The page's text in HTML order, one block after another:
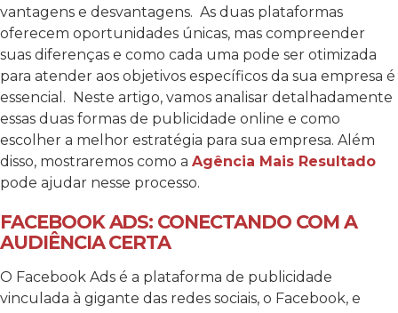
vantagens e desvantagens. As duas plataformas
oferecem oportunidades únicas, mas compreender
suas diferenças e como cada uma pode ser otimizada
para atender aos objetivos específicos da sua empresa é
essencial. Neste artigo, vamos analisar detalhadamente
essas duas formas de publicidade online e como
escolher a melhor estratégia para sua empresa. Além
disso, mostraremos como a Agência Mais Resultado
pode ajudar nesse processo.
FACEBOOK ADS: CONECTANDO COM A
AUDIÊNCIA CERTA
O Facebook Ads é a plataforma de publicidade
vinculada à gigante das redes sociais, o Facebook, e